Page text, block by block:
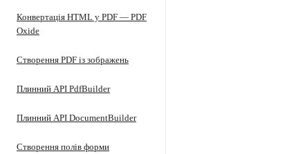
Конвертація HTML у PDF — PDF
Oxide
Створення PDF із зображень
Плинний API PdfBuilder
Плинний API DocumentBuilder
Створення полів форми